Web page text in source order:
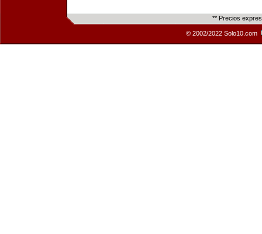
** Precios
© 2002/2022 Solo10.com